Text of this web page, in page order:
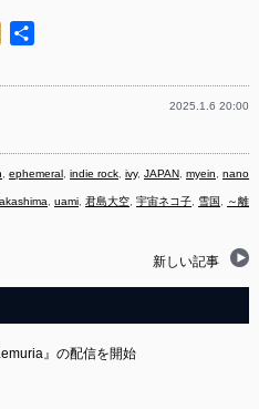
Mixi
2025.1.6 20:00
,ephemeral,indie rock,ivy,JAPAN,myein,nano
,uami,君島大空,宇宙ネコ子, 雪国 , ～離
新しい記事
』の配信を開始